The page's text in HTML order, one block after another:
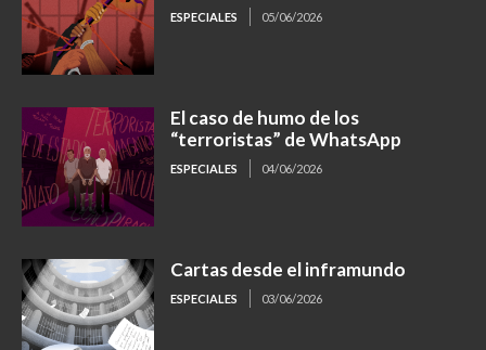
ESPECIALES 05/06/2026
El caso de humo de los
“terroristas” de WhatsApp
ESPECIALES 04/06/2026
Cartas desde el inframundo
ESPECIALES 03/06/2026